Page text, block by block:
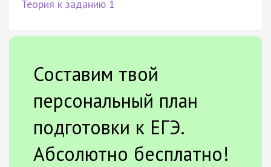
Теория к заданию 1
Составим твой
персональный план
подготовки к ЕГЭ.
Абсолютно бесплатно!